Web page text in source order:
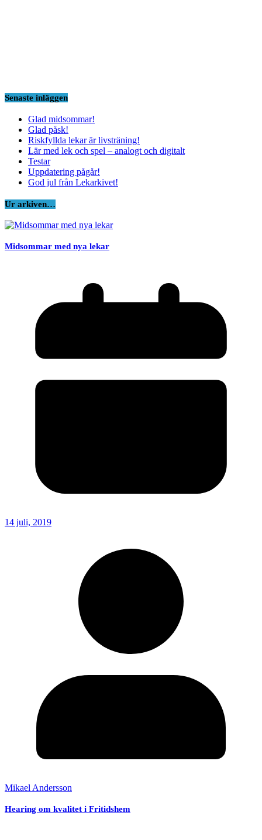
Senaste inläggen
Glad midsommar!
Glad påsk!
Riskfyllda lekar är livsträning!
Lär med lek och spel – analogt och digitalt
Testar
Uppdatering pågår!
God jul från Lekarkivet!
Ur arkiven…
Midsommar med nya lekar
14 juli, 2019
Mikael Andersson
Hearing om kvalitet i Fritidshem